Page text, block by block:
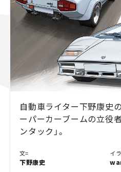
自動車ライター下野康史
ーパーカーブームの立役
ンタック」。
文=
下野康史
イ
人気のハッシュタグ
スズキ ジムニー｜Suzuki Jimny
マツダ｜Mazda
マツダ ロー